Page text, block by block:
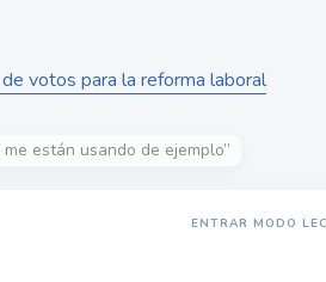
votos para la reforma laboral
están usando de ejemplo”
ENTRAR MODO